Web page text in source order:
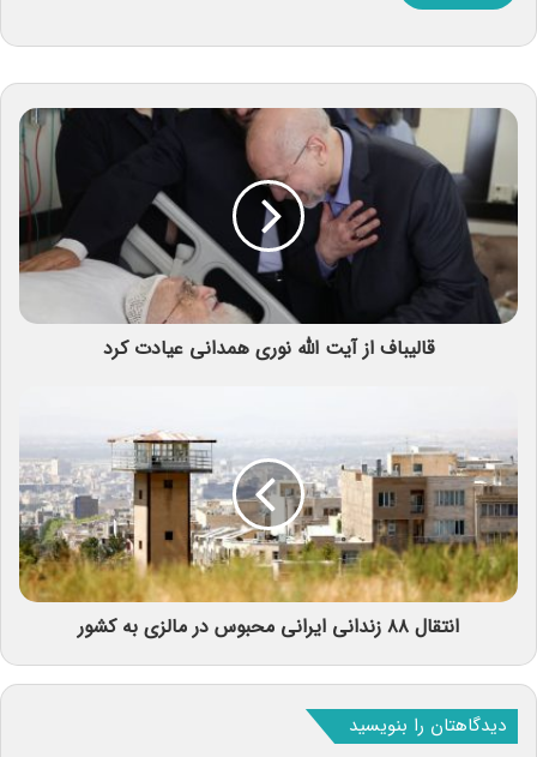
قالیباف از آیت الله نوری همدانی عیادت کرد
انتقال ۸۸ زندانی ایرانی محبوس در مالزی به کشور
دیدگاهتان را بنویسید